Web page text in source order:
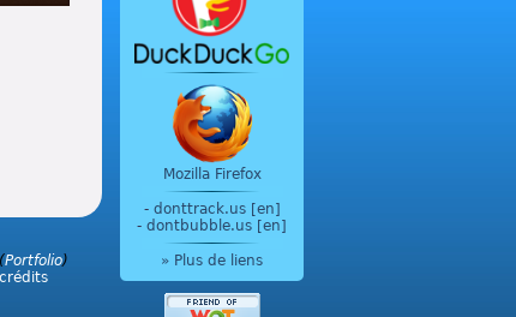
Portfolio)
Mozilla Firefox
- donttrack.us [en]
- dontbubble.us [en]
» Plus de liens